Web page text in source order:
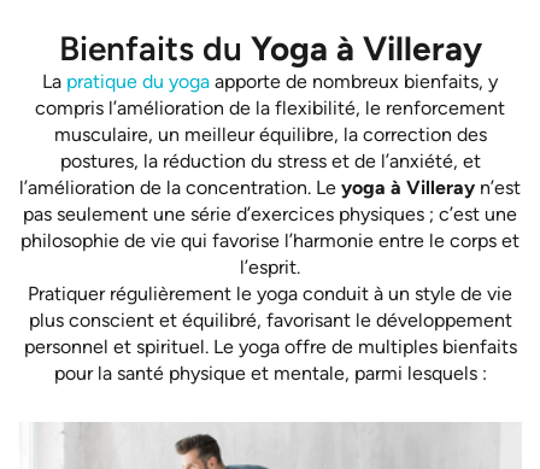
Bienfaits du Yoga à Villeray
La pratique du yoga apporte de nombreux bienfaits, y
compris l’amélioration de la flexibilité, le renforcement
musculaire, un meilleur équilibre, la correction des
postures, la réduction du stress et de l’anxiété, et
l’amélioration de la concentration. Le yoga à Villeray n’est
pas seulement une série d’exercices physiques ; c’est une
philosophie de vie qui favorise l’harmonie entre le corps et
l’esprit.
Pratiquer régulièrement le yoga conduit à un style de vie
plus conscient et équilibré, favorisant le développement
personnel et spirituel. Le yoga offre de multiples bienfaits
pour la santé physique et mentale, parmi lesquels :